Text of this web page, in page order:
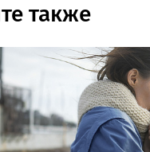
также